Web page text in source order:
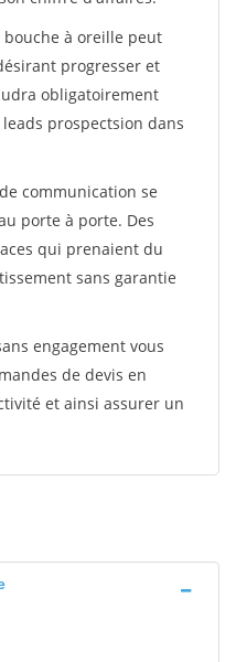
à oreille peut
progresser et
obligatoirement
prospectsion dans
communication se
porte à porte. Des
qui prenaient du
sans garantie
engagement vous
de devis en
et ainsi assurer un